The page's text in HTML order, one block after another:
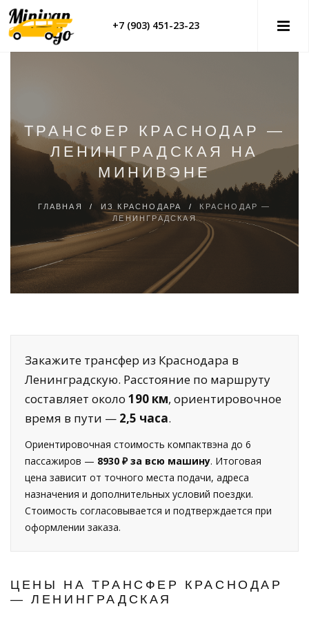
+7 (903) 451-23-23
ТРАНСФЕР КРАСНОДАР —
ЛЕНИНГРАДСКАЯ НА
МИНИВЭНЕ
ГЛАВНАЯ / ИЗ КРАСНОДАРА / КРАСНОДАР —
ЛЕНИНГРАДСКАЯ
Закажите трансфер из Краснодара в
Ленинградскую. Расстояние по маршруту
составляет около 190 км, ориентировочное
время в пути — 2,5 часа.
Ориентировочная стоимость компактвэна до 6
пассажиров — 8930 ₽ за всю машину. Итоговая
цена зависит от точного места подачи, адреса
назначения и дополнительных условий поездки.
Стоимость согласовывается и подтверждается при
оформлении заказа.
ЦЕНЫ НА ТРАНСФЕР КРАСНОДАР
— ЛЕНИНГРАДСКАЯ